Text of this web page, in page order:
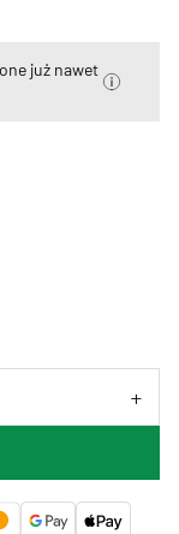
już nawet